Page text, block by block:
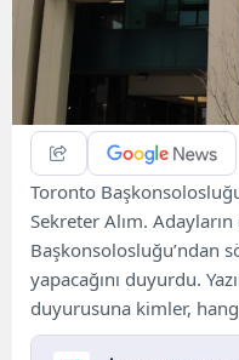
Toronto
Sekreter Alım.
Başkonsolosluğu’ndan
yapacağını duyurdu.
duyurusuna kimler,